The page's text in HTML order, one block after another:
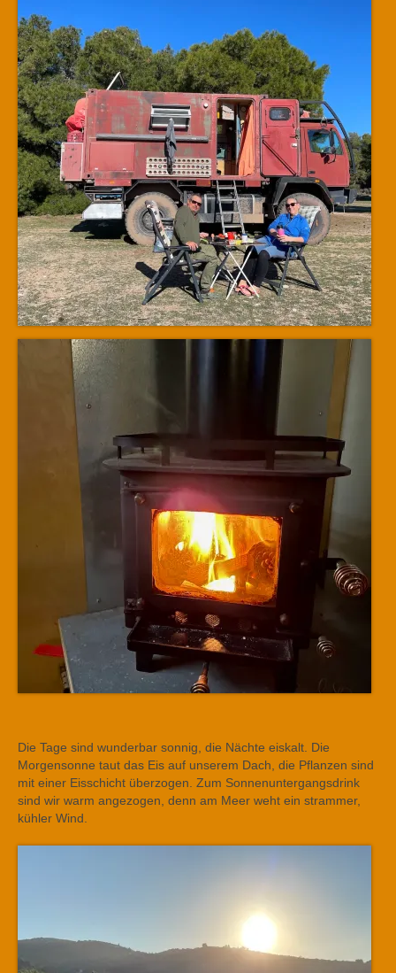
Die Tage sind wunderbar sonnig, die Nächte eiskalt. Die
Morgensonne taut das Eis auf unserem Dach, die Pflanzen sind
mit einer Eisschicht überzogen. Zum Sonnenuntergangsdrink
sind wir warm angezogen, denn am Meer weht ein strammer,
kühler Wind.